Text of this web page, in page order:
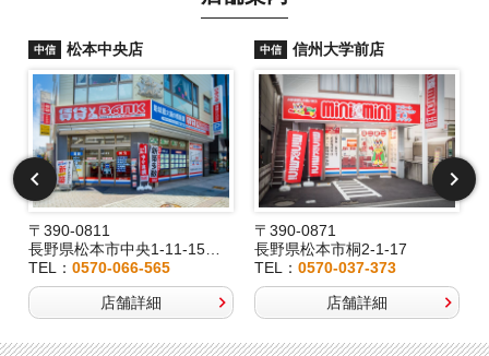
中信 松本中央店
〒390-0811
長野県松本市中央1-11-15桂林堂ビル1F
TEL： 0570-066-565
店舗詳細
中信 信州大学前店
〒390-0871
長野県松本市桐2-1-17
TEL：0570-037-373
店舗詳細